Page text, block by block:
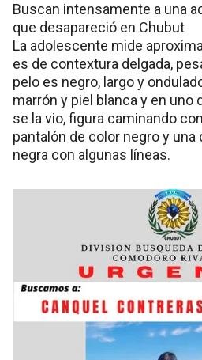
Buscan intensamente a una
que desapareció en Chubut
La adolescente mide
es de contextura delgada,
pelo es negro, largo y
marrón y piel blanca y en uno
se la vio, figura caminando
pantalón de color negro y una
negra con algunas líneas.